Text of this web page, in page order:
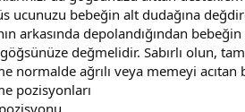
ucunuzu bebeğin alt dudağına
arkasında depolandığından
değmelidir. Sabırlı olun,
normalde ağrılı veya memeyi
pozisyonları